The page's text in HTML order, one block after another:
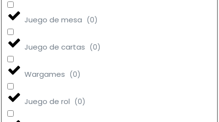
Juego de mesa (0)
Juego de cartas (0)
Wargames (0)
Juego de rol (0)